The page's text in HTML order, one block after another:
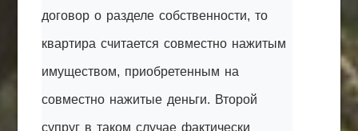
договор о разделе собственности, то
квартира считается совместно нажитым
имуществом, приобретенным на
совместно нажитые деньги. Второй
супруг в таком случае фактически